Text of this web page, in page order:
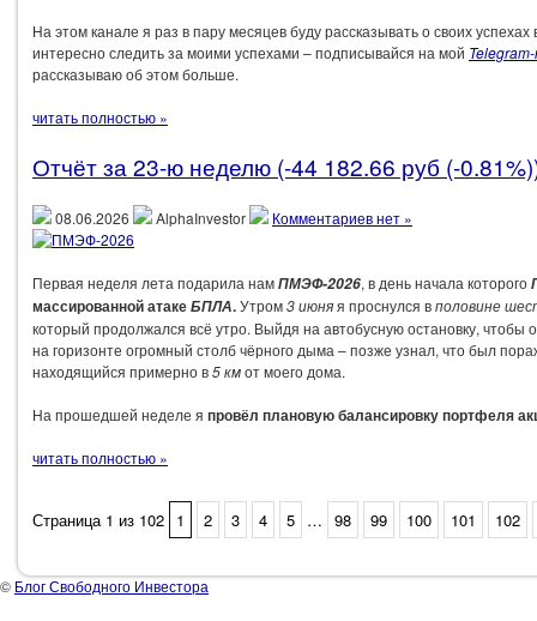
На этом канале я раз в пару месяцев буду рассказывать о своих
интересно следить за моими успехами – подписывайся на мой
рассказываю об этом больше.
читать полностью »
Отчёт за 23-ю неделю (-44 182.66 руб (-
08.06.2026 AlphaInvestor Комментариев нет »
Первая неделя лета подарила намПМЭФ-2026, в день начала которого
массированной атакеБПЛА.Утром3 июняя проснулся вполовине
который продолжался всё утро. Выйдя на автобусную остановку, чтобы
на горизонте огромный столб чёрного дыма – позже узнал, что был
находящийся примерно в5 кмот моего дома.
На прошедшей неделе я провёл плановую балансировку портфеля
читать полностью »
Страница 1 из 102 1 2 3 4 5 … 98 99 100 101 102
© Блог Свободного Инвестора